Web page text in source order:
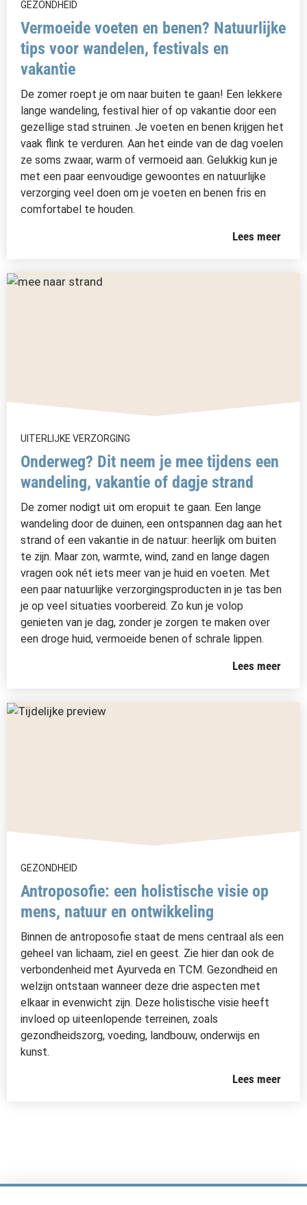
GEZONDHEID
Vermoeide voeten en benen? Natuurlijke
tips voor wandelen, festivals en
vakantie
De zomer roept je om naar buiten te gaan! Een lekkere
lange wandeling, festival hier of op vakantie door een
gezellige stad struinen. Je voeten en benen krijgen het
vaak flink te verduren. Aan het einde van de dag voelen
ze soms zwaar, warm of vermoeid aan. Gelukkig kun je
met een paar eenvoudige gewoontes en natuurlijke
verzorging veel doen om je voeten en benen fris en
comfortabel te houden.
Lees meer
UITERLIJKE VERZORGING
Onderweg? Dit neem je mee tijdens een
wandeling, vakantie of dagje strand
De zomer nodigt uit om eropuit te gaan. Een lange
wandeling door de duinen, een ontspannen dag aan het
strand of een vakantie in de natuur: heerlijk om buiten
te zijn. Maar zon, warmte, wind, zand en lange dagen
vragen ook nét iets meer van je huid en voeten. Met
een paar natuurlijke verzorgingsproducten in je tas ben
je op veel situaties voorbereid. Zo kun je volop
genieten van je dag, zonder je zorgen te maken over
een droge huid, vermoeide benen of schrale lippen.
Lees meer
GEZONDHEID
Antroposofie: een holistische visie op
mens, natuur en ontwikkeling
Binnen de antroposofie staat de mens centraal als een
geheel van lichaam, ziel en geest. Zie hier dan ook de
verbondenheid met Ayurveda en TCM. Gezondheid en
welzijn ontstaan wanneer deze drie aspecten met
elkaar in evenwicht zijn. Deze holistische visie heeft
invloed op uiteenlopende terreinen, zoals
gezondheidszorg, voeding, landbouw, onderwijs en
kunst.
Lees meer